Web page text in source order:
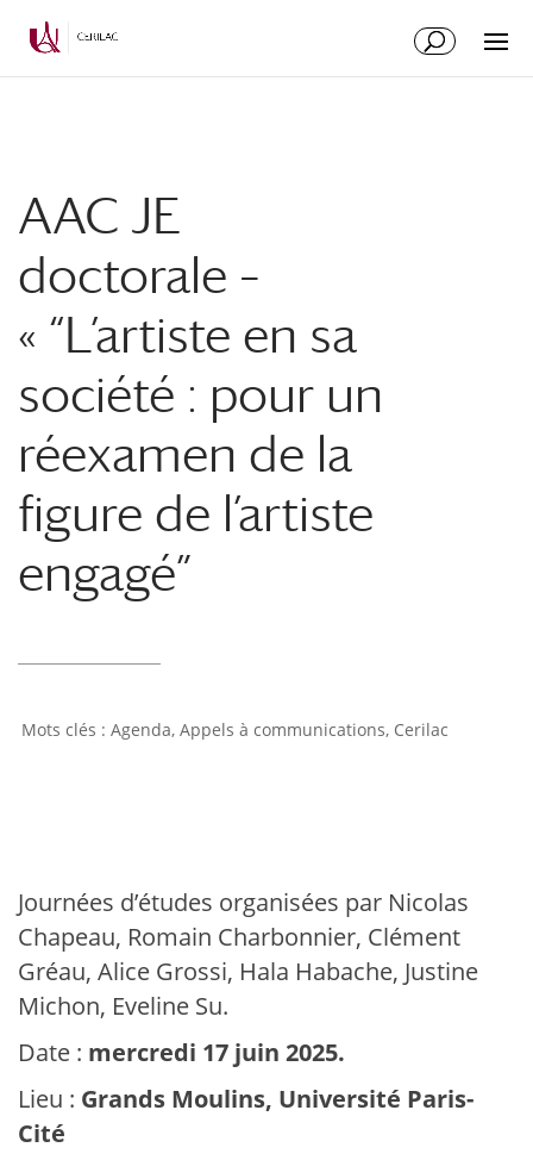
AAC JE
doctorale –
« “L’artiste en sa
société : pour un
réexamen de la
figure de l’artiste
engagé”
Agenda, Appels à communications, Cerilac
Journées d’études organisées par Nicolas
Chapeau, Romain Charbonnier, Clément
Gréau, Alice Grossi, Hala Habache, Justine
Michon, Eveline Su.
Date : mercredi 17 juin 2025.
Lieu : Grands Moulins, Université Paris-
Cité